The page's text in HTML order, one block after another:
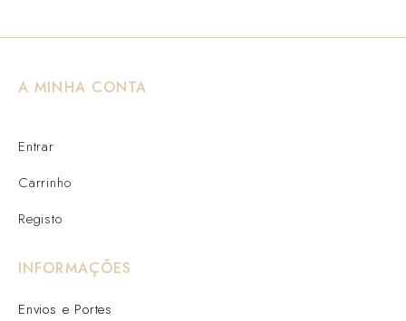
A MINHA CONTA
Entrar
Carrinho
Registo
INFORMAÇÕES
Envios e Portes